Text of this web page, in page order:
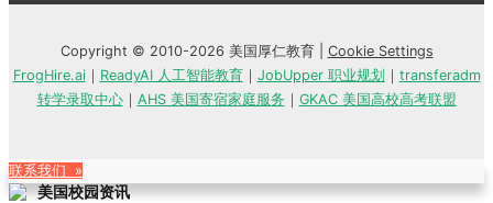
Copyright © 2010-2026 美国厚仁教育 | Cookie Settings
FrogHire.ai｜ ReadyAI 人工智能教育｜ JobUpper 职业规划 ｜ transferadm
转学录取中心｜ AHS 美国寄宿家庭服务 ｜ GKAC 美国高校高考联盟
联系我们 »
美国校园资讯